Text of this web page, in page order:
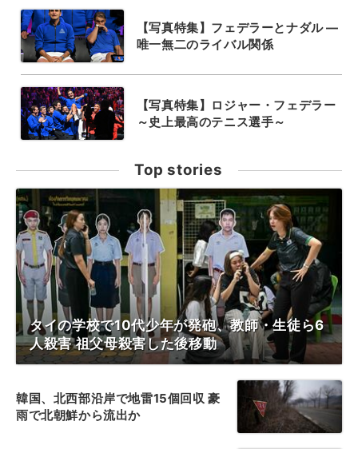
【写真特集】フェデラーとナダル ―
唯一無二のライバル関係
【写真特集】ロジャー・フェデラー
～史上最高のテニス選手～
Top stories
タイの学校で10代少年が発砲、教師・生徒ら6
人殺害 祖父母殺害した後移動
韓国、北西部沿岸で地雷15個回収 豪
雨で北朝鮮から流出か